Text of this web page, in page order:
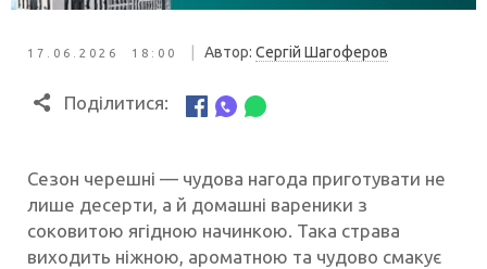
17.06.2026 18:00 Автор: Сергій Шагоферов
Поділитися:
Сезон черешні — чудова нагода приготувати не
лише десерти, а й домашні вареники з
соковитою ягідною начинкою. Така страва
виходить ніжною, ароматною та чудово смакує